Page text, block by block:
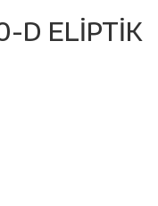
D ELİPTİK